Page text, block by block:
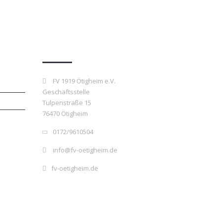
FV 1919 Ötigheim e.V.
Geschäftsstelle
Tulpenstraße 15
76470 Ötigheim
0172/9610504
info@fv-oetigheim.de
fv-oetigheim.de